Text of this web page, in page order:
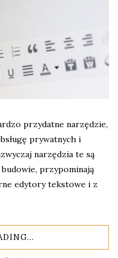
przydatne narzędzie,
prywatnych i
narzędzia te są
przypominają
edytory tekstowe i z